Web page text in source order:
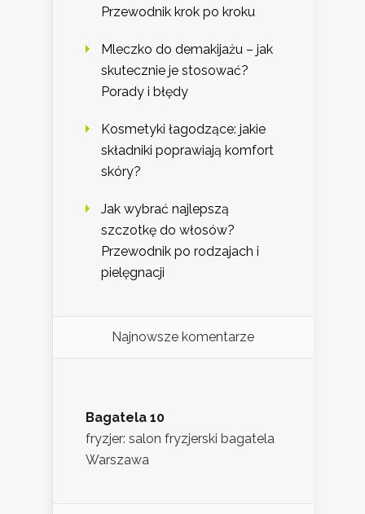
Przewodnik krok po kroku
Mleczko do demakijażu – jak
skutecznie je stosować?
Porady i błędy
Kosmetyki łagodzące: jakie
składniki poprawiają komfort
skóry?
Jak wybrać najlepszą
szczotkę do włosów?
Przewodnik po rodzajach i
pielęgnacji
Najnowsze komentarze
Bagatela 10
fryzjer: salon fryzjerski bagatela
Warszawa